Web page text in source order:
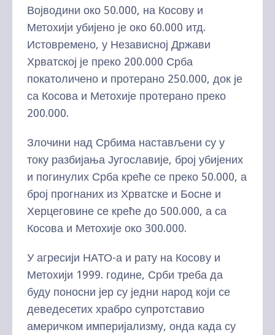
Војводини око 50.000, на Косову и
Метохији убијено је око 60.000 итд.
Истовремено, у Независној Држави
Хрватској је преко 200.000 Срба
покатоличено и протерано 250.000, док је
са Косова и Метохије протерано преко
200.000.
Злочини над Србима настављени су у
току разбијања Југославије, број убијених
и погинулих Срба креће се преко 50.000, а
број прогнаних из Хрватске и Босне и
Херцеговине се креће до 500.000, а са
Косова и Метохије око 300.000.
У агресији НАТО-а и рату на Косову и
Метохији 1999. године, Срби треба да
буду поносни јер су једни народ који се
деведесетих храбро супротставио
америчком империјализму, онда када су